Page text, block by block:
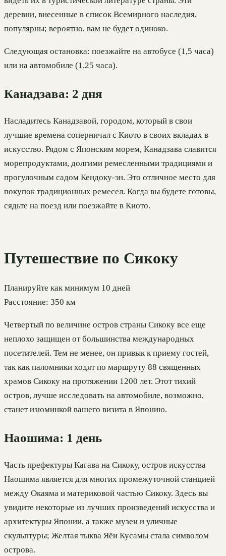
деревни, внесенные в список Всемирного наследия,
популярны; вероятно, вам не будет одиноко.
Следующая остановка: поезжайте на автобусе (1,5 часа)
или на автомобиле (1,25 часа).
Канадзава: 2 дня
Насладитесь Канадзавой, городом, который в свои
лучшие времена соперничал с Киото в своих вкладах в
искусство. Рядом с Японским морем, Канадзава славится
морепродуктами, долгими ремесленными традициями и
прогулочным садом Кендоку-эн. Это отличное место для
покупок традиционных ремесел. Когда вы будете готовы,
сядьте на поезд или поезжайте в Киото.
Путешествие по Сикоку
Планируйте как минимум 10 дней
Расстояние: 350 км
Четвертый по величине остров страны Сикоку все еще
неплохо защищен от большинства международных
посетителей. Тем не менее, он привык к приему гостей,
так как паломники ходят по маршруту 88 священных
храмов Сикоку на протяжении 1200 лет. Этот тихий
остров, лучше исследовать на автомобиле, возможно,
станет изюминкой вашего визита в Японию.
Наошима: 1 день
Часть префектуры Кагава на Сикоку, остров искусства
Наошима является для многих промежуточной станцией
между Окаяма и материковой частью Сикоку. Здесь вы
увидите некоторые из лучших произведений искусства и
архитектуры Японии, а также музеи и уличные
скульптуры; Желтая тыква Яёи Кусамы стала символом
острова.